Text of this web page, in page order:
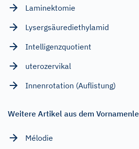
Laminektomie
Lysergsäurediethylamid
Intelligenzquotient
uterozervikal
Innenrotation (Auflistung)
Weitere Artikel aus dem
Mélodie